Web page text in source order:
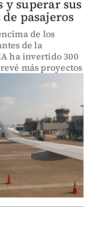
y superar sus
pasajeros
de los
de la
ha invertido 300
más proyectos